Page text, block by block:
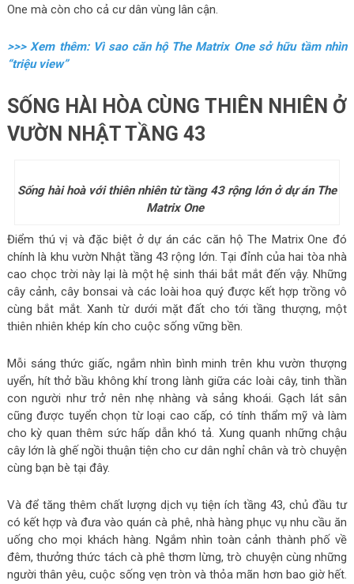
One mà còn cho cả cư dân vùng lân cận.
>>> Xem thêm: Vì sao căn hộ The Matrix One sở hữu tầm nhìn
“triệu view”
SỐNG HÀI HÒA CÙNG THIÊN NHIÊN Ở
VƯỜN NHẬT TẦNG 43
Sống hài hoà với thiên nhiên từ tầng 43 rộng lớn ở dự án The
Matrix One
Điểm thú vị và đặc biệt ở dự án các căn hộ The Matrix One đó
chính là khu vườn Nhật tầng 43 rộng lớn. Tại đỉnh của hai tòa nhà
cao chọc trời này lại là một hệ sinh thái bắt mắt đến vậy. Những
cây cảnh, cây bonsai và các loài hoa quý được kết hợp trồng vô
cùng bắt mắt. Xanh từ dưới mặt đất cho tới tầng thượng, một
thiên nhiên khép kín cho cuộc sống vững bền.
Mỗi sáng thức giấc, ngắm nhìn bình minh trên khu vườn thượng
uyển, hít thở bầu không khí trong lành giữa các loài cây, tinh thần
con người như trở nên nhẹ nhàng và sảng khoái. Gạch lát sân
cũng được tuyển chọn từ loại cao cấp, có tính thẩm mỹ và làm
cho kỳ quan thêm sức hấp dẫn khó tả. Xung quanh những chậu
cây lớn là ghế ngồi thuận tiện cho cư dân nghỉ chân và trò chuyện
cùng bạn bè tại đây.
Và để tăng thêm chất lượng dịch vụ tiện ích tầng 43, chủ đầu tư
có kết hợp và đưa vào quán cà phê, nhà hàng phục vụ nhu cầu ăn
uống cho mọi khách hàng. Ngắm nhìn toàn cảnh thành phố về
đêm, thưởng thức tách cà phê thơm lừng, trò chuyện cùng những
người thân yêu, cuộc sống vẹn tròn và thỏa mãn hơn bao giờ hết.